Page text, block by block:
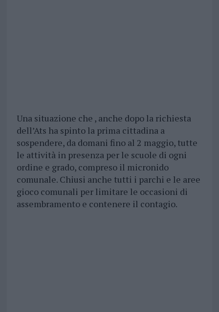
Una situazione che , anche dopo la richiesta
dell’Ats ha spinto la prima cittadina a
sospendere, da domani fino al 2 maggio, tutte
le attività in presenza per le scuole di ogni
ordine e grado, compreso il micronido
comunale. Chiusi anche tutti i parchi e le aree
gioco comunali per limitare le occasioni di
assembramento e contenere il contagio.